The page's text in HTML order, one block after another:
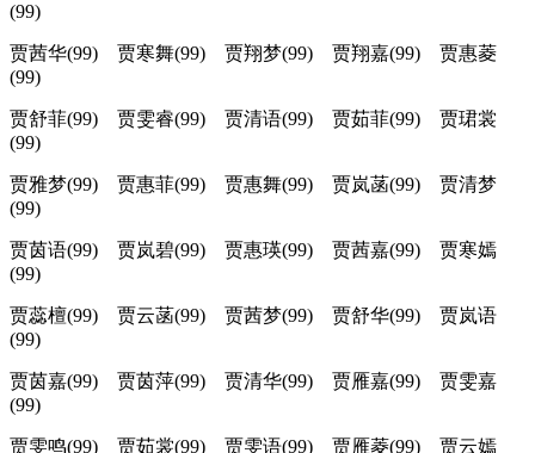
(99)
贾茜华(99) 贾寒舞(99) 贾翔梦(99) 贾翔嘉(99) 贾惠菱
(99)
贾舒菲(99) 贾雯睿(99) 贾清语(99) 贾茹菲(99) 贾珺裳
(99)
贾雅梦(99) 贾惠菲(99) 贾惠舞(99) 贾岚菡(99) 贾清梦
(99)
贾茵语(99) 贾岚碧(99) 贾惠瑛(99) 贾茜嘉(99) 贾寒嫣
(99)
贾蕊檀(99) 贾云菡(99) 贾茜梦(99) 贾舒华(99) 贾岚语
(99)
贾茵嘉(99) 贾茵萍(99) 贾清华(99) 贾雁嘉(99) 贾雯嘉
(99)
贾雯鸣(99) 贾茹裳(99) 贾雯语(99) 贾雁菱(99) 贾云嫣